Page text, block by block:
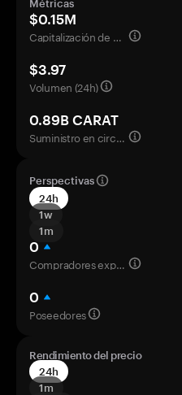
Métricas
$0.15M
Capitalización de mercado
$3.97
Volumen (24h)
0.89B CARAT
Suministro en circulación
Perspectivas
24h
1w
1m
0
Compradores experimentados
0
Poseedores
Rendimiento del precio
24h
1m